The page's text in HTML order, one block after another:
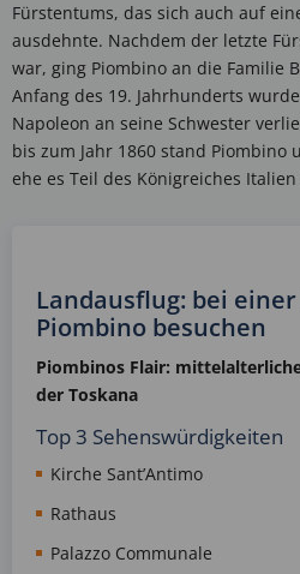
Fürstentums, das sich auch auf
ausdehnte. Nachdem der letzte
war, ging Piombino an die Familie
Anfang des 19. Jahrhunderts
Napoleon an seine Schwester
bis zum Jahr 1860 stand Piombino
ehe es Teil des Königreiches
Landausflug: bei
Piombino besuchen
Piombinos Flair:
der Toskana
Top 3 Sehenswürdigkeiten
Kirche Sant’Antimo
Rathaus
Palazzo Communale